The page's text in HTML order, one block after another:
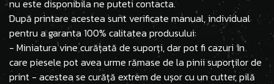
nu este disponibila ne puteti contacta.
După printare acestea sunt verificate manual, individual
pentru a garanta 100% calitatea produsului:
- Miniatura vine curățată de suporți, dar pot fi cazuri în
care piesele pot avea urme rămase de la pinii suporților de
print - acestea se curăță extrem de ușor cu un cutter, pilă